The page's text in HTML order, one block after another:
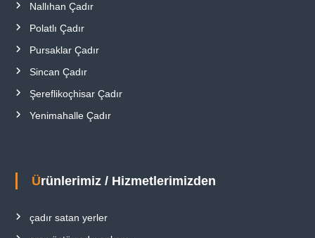
Nallıhan Çadır
Polatlı Çadır
Pursaklar Çadır
Sincan Çadır
Şereflikoçhisar Çadır
Yenimahalle Çadır
Ürünlerimiz / Hizmetlerimizden
çadır satan yerler